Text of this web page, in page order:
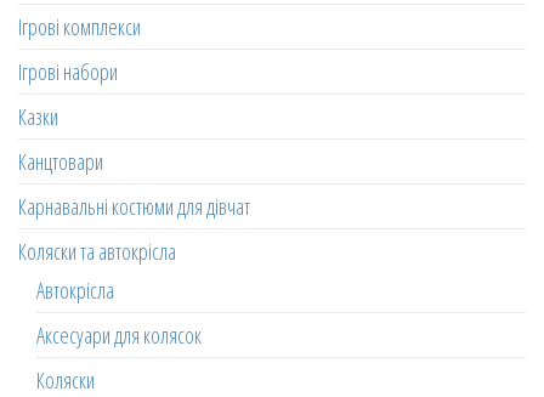
Ігрові комплекси
Ігрові набори
Казки
Канцтовари
Карнавальні костюми для дівчат
Коляски та автокрісла
Автокрісла
Аксесуари для колясок
Коляски